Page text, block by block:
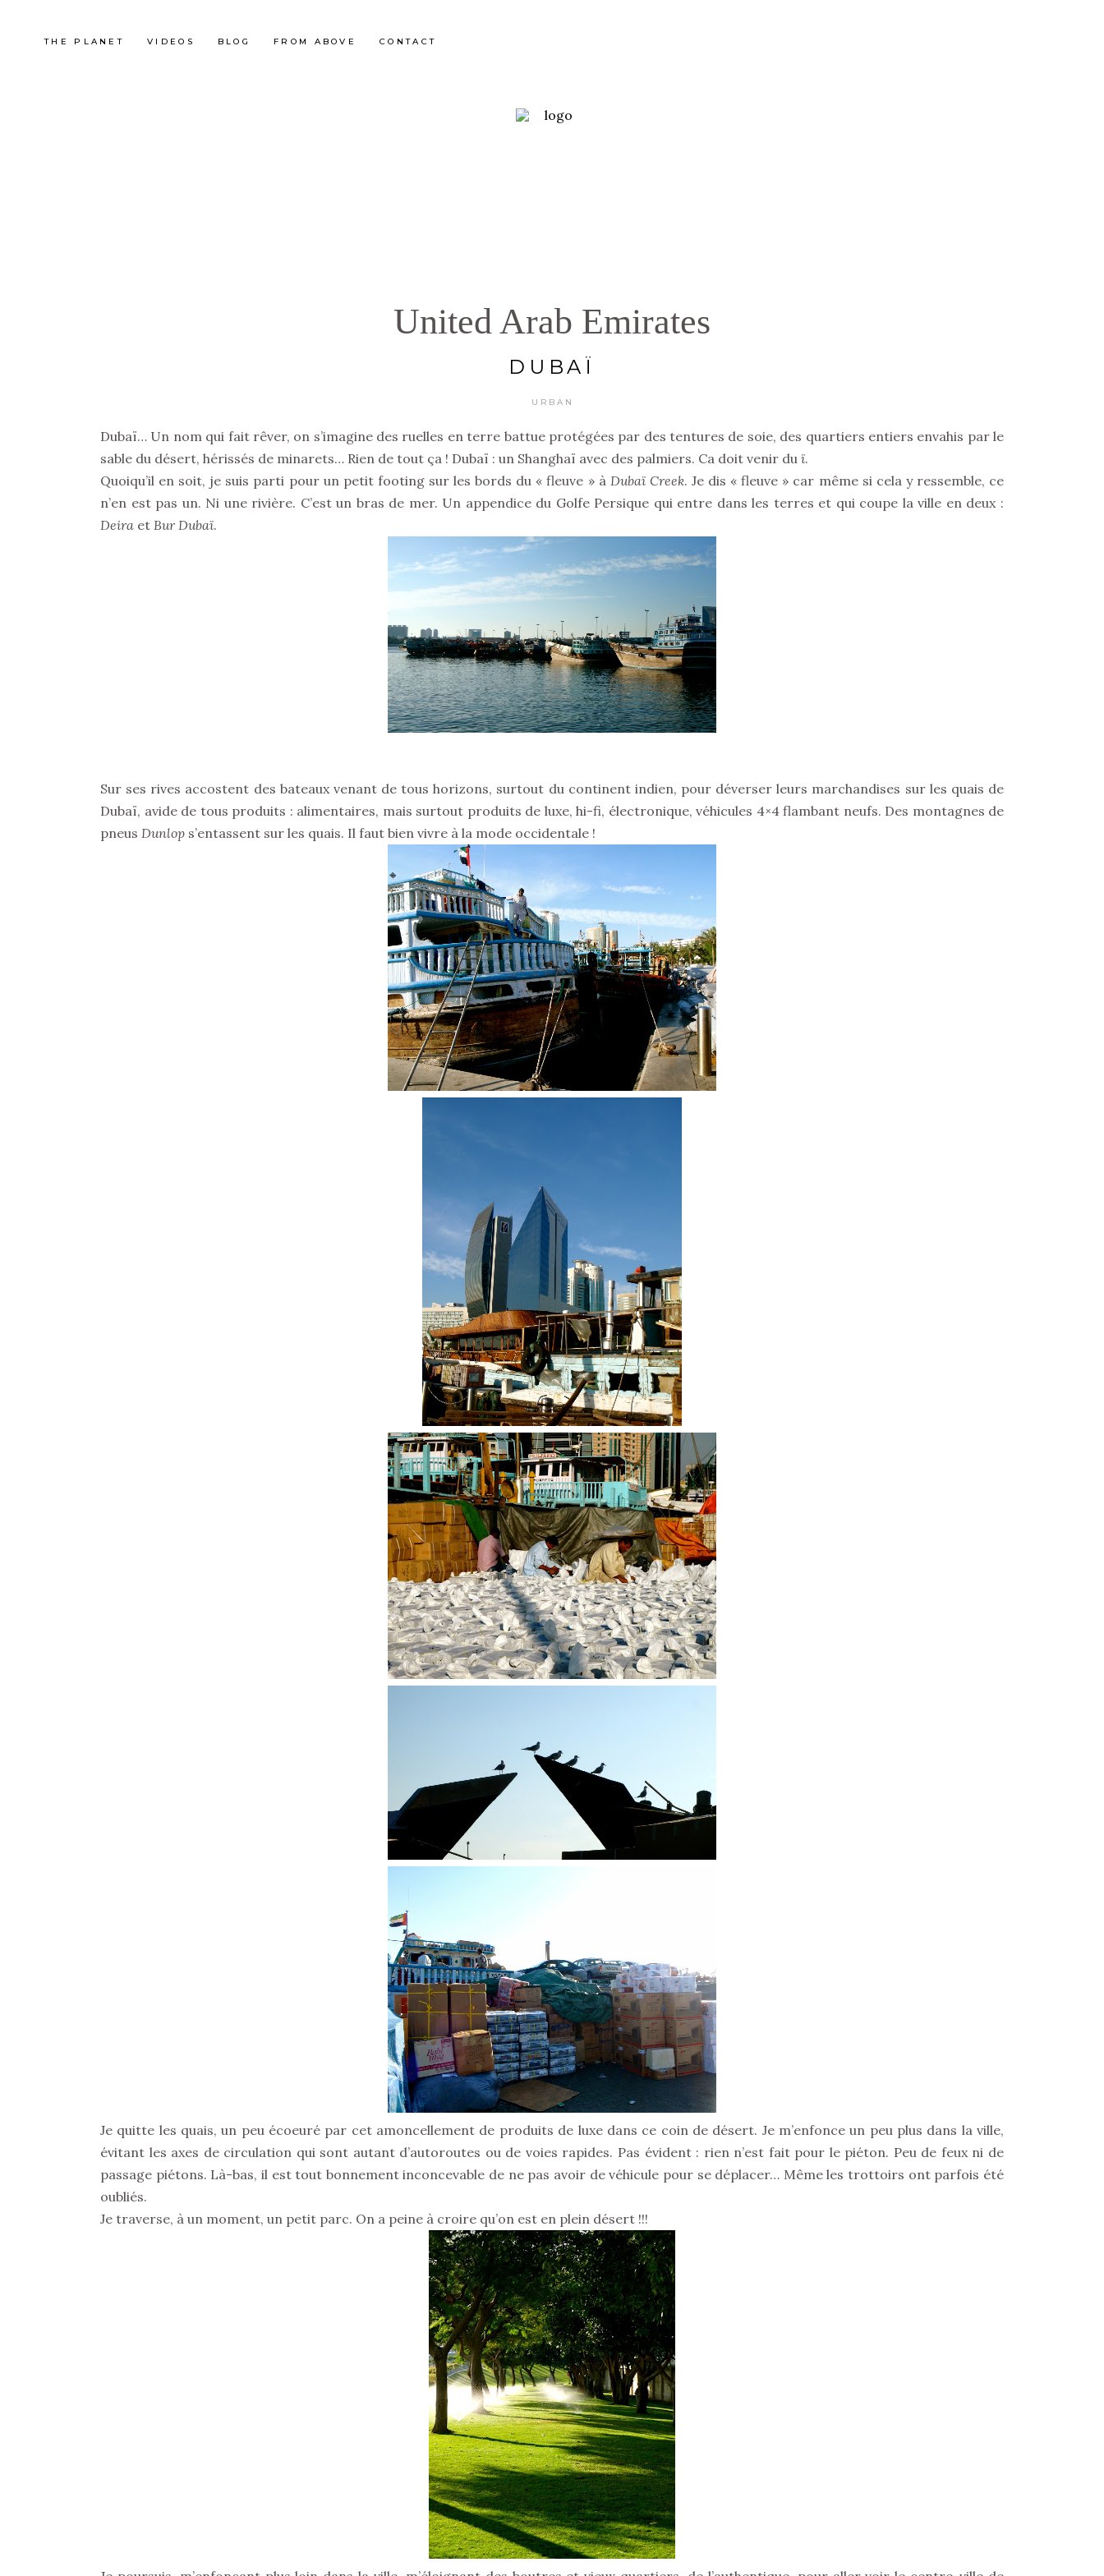
THE PLANET VIDEOS BLOG FROM ABOVE CONTACT
United Arab Emirates
DUBAÏ
URBAN
Dubaï… Un nom qui fait rêver, on s’imagine des ruelles en terre battue protégées par des tentures de soie, des quartiers entiers envahis par le
sable du désert, hérissés de minarets… Rien de tout ça ! Dubaï : un Shanghaï avec des palmiers. Ca doit venir du ï.
Quoiqu’il en soit, je suis parti pour un petit footing sur les bords du « fleuve » à Dubaï Creek. Je dis « fleuve » car même si cela y ressemble, ce
n’en est pas un. Ni une rivière. C’est un bras de mer. Un appendice du Golfe Persique qui entre dans les terres et qui coupe la ville en deux :
Deira et Bur Dubaï.
Sur ses rives accostent des bateaux venant de tous horizons, surtout du continent indien, pour déverser leurs marchandises sur les quais de
Dubaï, avide de tous produits : alimentaires, mais surtout produits de luxe, hi-fi, électronique, véhicules 4×4 flambant neufs. Des montagnes de
pneus Dunlop s’entassent sur les quais. Il faut bien vivre à la mode occidentale !
Je quitte les quais, un peu écoeuré par cet amoncellement de produits de luxe dans ce coin de désert. Je m’enfonce un peu plus dans la ville,
évitant les axes de circulation qui sont autant d’autoroutes ou de voies rapides. Pas évident : rien n’est fait pour le piéton. Peu de feux ni de
passage piétons. Là-bas, il est tout bonnement inconcevable de ne pas avoir de véhicule pour se déplacer… Même les trottoirs ont parfois été
oubliés.
Je traverse, à un moment, un petit parc. On a peine à croire qu’on est en plein désert !!!